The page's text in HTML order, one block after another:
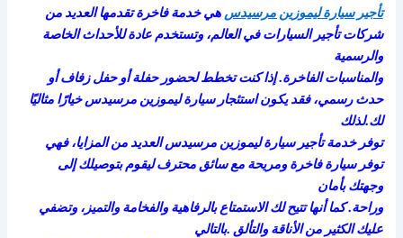
تأجير سيارة ليموزين مرسيدس هي خدمة فاخرة تقدمها العديد من
شركات تأجير السيارات في العالم، وتستخدم عادة للأحداث الخاصة
والرسمية
والمناسبات الفاخرة. إذا كنت تخطط لحضور حفلة أو حفل زفاف أو
حدث رسمي، فقد يكون استئجار سيارة ليموزين مرسيدس خيارًا مثاليًا
لك.لذلك
توفر خدمة تأجير سيارة ليموزين مرسيدس العديد من المزايا، فهي
توفر سيارة فاخرة ومريحة مع سائق محترف ليقوم بتوصيلك إلى
وجهتك بأمان
وراحة. كما أنها تتيح لك الاستمتاع بالرفاهية والفخامة والتميز، وتضفي
عليك الكثير من الأناقة والتألق .بالتالي